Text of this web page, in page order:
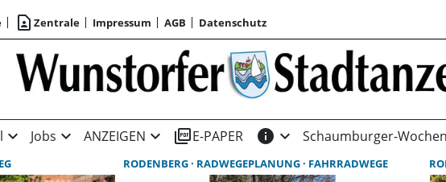
contact_page Zentrale Impressum AGB Datenschutz
expand_more Jobs expand_more ANZEIGEN expand_more picture_as_pdfE-PAPER info expand_more Schaumburger-
RODENBERG RADWEGEPLANUNG FAHRRADWEGE